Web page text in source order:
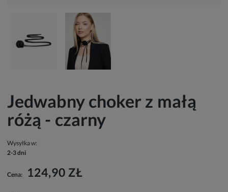
Jedwabny choker z małą
różą - czarny
Wysyłka w:
2-3 dni
Cena: 124,90 ZŁ